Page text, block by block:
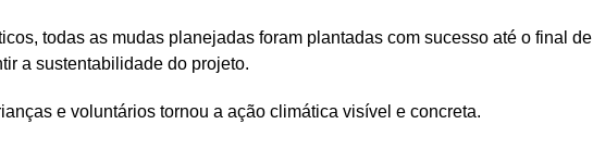
todas as mudas planejadas foram plantadas com sucesso até o final
a sustentabilidade do projeto.
e voluntários tornou a ação climática visível e concreta.